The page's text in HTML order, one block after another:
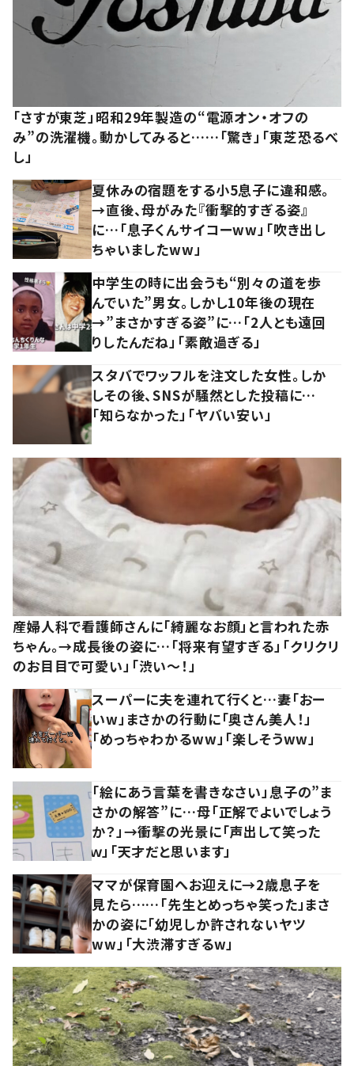
「さすが東芝」昭和29年製造の“電源オン・オフの
み”の洗濯機。動かしてみると……「驚き」「東芝恐るべ
し」
夏休みの宿題をする小5息子に違和感。
→直後、母がみた『衝撃的すぎる姿』
に…「息子くんサイコーww」「吹き出し
ちゃいましたww」
中学生の時に出会うも“別々の道を歩
んでいた”男女。しかし10年後の現在
→”まさかすぎる姿”に…「2人とも遠回
りしたんだね」「素敵過ぎる」
スタバでワッフルを注文した女性。しか
しその後、SNSが騒然とした投稿に…
「知らなかった」「ヤバい安い」
産婦人科で看護師さんに「綺麗なお顔」と言われた赤
ちゃん。→成長後の姿に…「将来有望すぎる」「クリクリ
のお目目で可愛い」「渋い～！」
スーパーに夫を連れて行くと…妻「おー
いw」まさかの行動に「奥さん美人！」
「めっちゃわかるww」「楽しそうww」
「絵にあう言葉を書きなさい」息子の”ま
さかの解答”に…母「正解でよいでしょう
か？」→衝撃の光景に「声出して笑った
ｗ」「天才だと思います」
ママが保育園へお迎えに→2歳息子を
見たら……「先生とめっちゃ笑った」まさ
かの姿に「幼児しか許されないヤツ
ww」「大渋滞すぎるw」